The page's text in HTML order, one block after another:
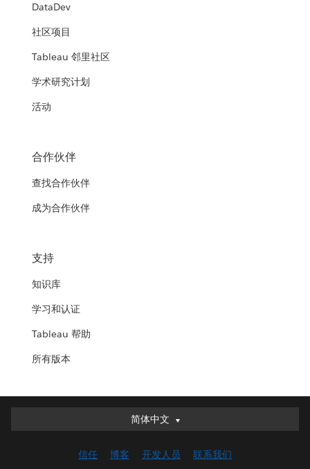
DataDev
社区项目
Tableau 邻里社区
学术研究计划
活动
合作伙伴
查找合作伙伴
成为合作伙伴
支持
知识库
学习和认证
Tableau 帮助
所有版本
简体中文
简体中文
English (UK)
信任 博客 开发人员 联系我们